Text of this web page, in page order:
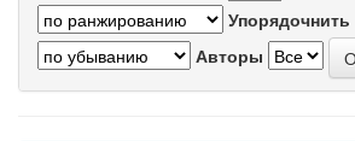
Упорядочнить
Авторы